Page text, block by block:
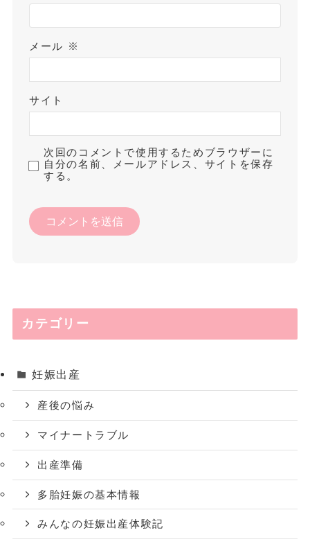
メール ※
サイト
次回のコメントで使用するためブラウザーに
自分の名前、メールアドレス、サイトを保存
する。
カテゴリー
妊娠出産
産後の悩み
マイナートラブル
出産準備
多胎妊娠の基本情報
みんなの妊娠出産体験記